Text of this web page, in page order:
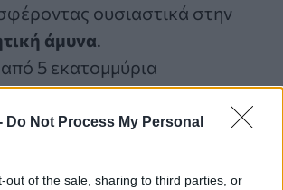
Do Not Process My Personal
out of the sale, sharing to third parties, or
ουσιαστικά στην
άμυνα.
5 εκατομμύρια
κύριας ζώνης, από
1,4 εκατομμύρια σήμερα, με
δεδομένα για το χρώμα και την
περίπου ενός στους